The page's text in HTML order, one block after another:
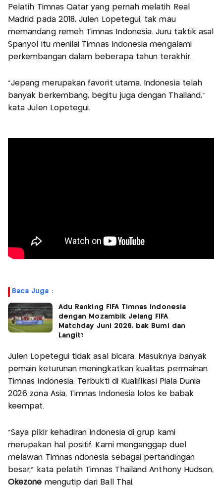
Pelatih Timnas Qatar yang pernah melatih Real
Madrid pada 2018, Julen Lopetegui, tak mau
memandang remeh Timnas Indonesia. Juru taktik asal
Spanyol itu menilai Timnas Indonesia mengalami
perkembangan dalam beberapa tahun terakhir.
"Jepang merupakan favorit utama. Indonesia telah
banyak berkembang, begitu juga dengan Thailand,"
kata Julen Lopetegui.
Baca Juga :
Adu Ranking FIFA Timnas Indonesia
dengan Mozambik Jelang FIFA
Matchday Juni 2026, bak Bumi dan
Langit?
Julen Lopetegui tidak asal bicara. Masuknya banyak
pemain keturunan meningkatkan kualitas permainan
Timnas Indonesia. Terbukti di Kualifikasi Piala Dunia
2026 zona Asia, Timnas Indonesia lolos ke babak
keempat.
"Saya pikir kehadiran Indonesia di grup kami
merupakan hal positif. Kami menganggap duel
melawan Timnas ndonesia sebagai pertandingan
besar,” kata pelatih Timnas Thailand Anthony Hudson,
Okezone mengutip dari Ball Thai.